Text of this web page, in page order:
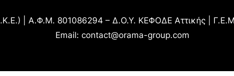
| Α.Φ.Μ. 801086294 – Δ.Ο.Υ. ΚΕΦΟΔΕ Αττικής |
Email: contact@orama-group.com